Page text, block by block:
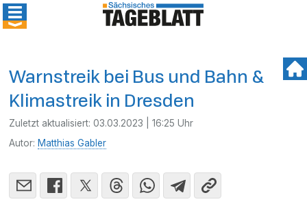
Warnstreik bei Bus und Bahn &
Klimastreik in Dresden
Zuletzt aktualisiert:03.03.2023 | 16:25 Uhr
Autor: Matthias Gabler